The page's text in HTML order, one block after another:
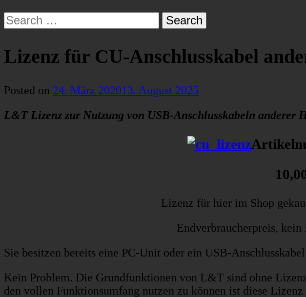
Search
for:
Lizenz für CU-Anschlusskabel
Posted on 24. März 202013. August 2025
L&T Lizenz zur Nutzung von USB-Anschlusskabeln anderer
Lizenz für hier im Shop
Endverbraucherpreis, kein
Sie besitzen bereits eine PC-Unit oder ein USB-
Kein Problem. Die Grundfunktionen von L&T sind ohne
den vollen Funktionsumfang nutzen zu können ist diese